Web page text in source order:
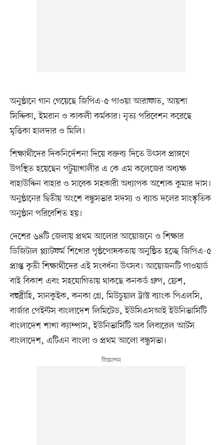
অনুষ্ঠানে গান গেয়েছে জিপিএ-৫ পাওয়া আরাফাত, আয়শা
সিদ্দিকা, ইমরান ও কাকলী কর্মকার। ‍নৃত্য পরিবেশন করেছে
মৃত্তিকা হালদার ও মিলি।
শিক্ষার্থীদের দিকনির্দেশনা দিয়ে বক্তব্য দিতে উৎসব প্রাঙ্গণে
উপস্থিত হয়েছেন পটুয়াখালীর এ কে এম কলেজের অধ্যক্ষ
বাহাউদ্দিন বাহার ও সাবেক সহকারী অধ্যাপক অশোক কুমার দাস।
অনুষ্ঠানের দ্বিতীয় অংশে বন্ধুসভার সদস্য ও ব্যান্ড দলের সাংস্কৃতিক
অনুষ্ঠান পরিবেশিত হয়।
দেশের ৬৪টি জেলায় প্রথম আলোর আয়োজনে ও শিক্ষার
ডিজিটাল প্ল্যাটফর্ম শিখোর পৃষ্ঠপোষকতায় অনুষ্ঠিত হচ্ছে জিপিএ-৫
প্রাপ্ত কৃতী শিক্ষার্থীদের এই সংবর্ধনা উৎসব। আয়োজনটি পাওয়ার্ড
বাই বিকাশ এবং সহযোগিতায় থাকছে কনকর্ড গ্রুপ, ফ্রেশ,
বহুব্রীহি, সানকুইক, কনকা গ্রে, মিউচুয়াল ট্রাস্ট ব্যাংক পিএলসি,
বার্জার পেইন্টস বাংলাদেশ লিমিটেড, ইউসিএসআই ইউনিভার্সিটি
বাংলাদেশ শাখা ক্যাম্পাস, ইউনিভার্সিটি অব লিবারেল আর্টস
বাংলাদেশ, এটিএন বাংলা ও প্রথম আলো বন্ধুসভা।